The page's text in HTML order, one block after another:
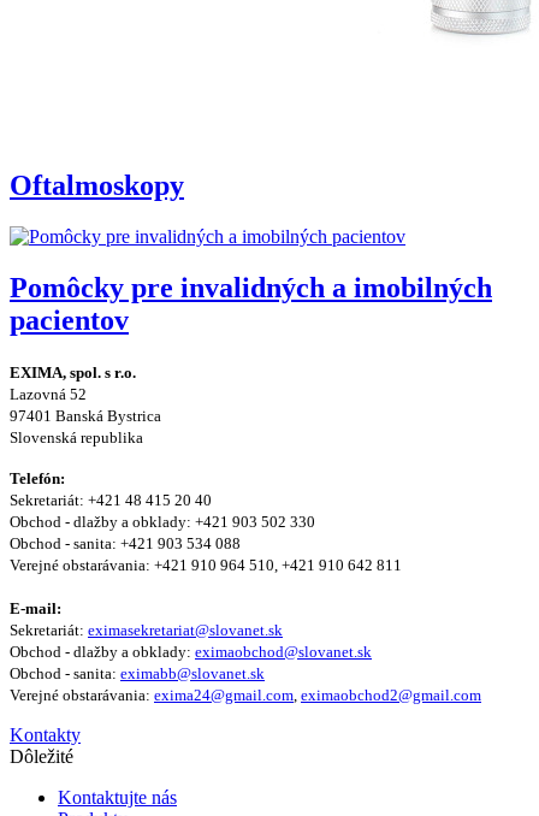
Oftalmoskopy
Pomôcky pre invalidných a imobilných
pacientov
EXIMA, spol. s r.o.
Lazovná 52
97401 Banská Bystrica
Slovenská republika
Telefón:
Sekretariát: +421 48 415 20 40
Obchod - dlažby a obklady: +421 903 502 330
Obchod - sanita: +421 903 534 088
Verejné obstarávania: +421 910 964 510, +421 910 642 811
E-mail:
Sekretariát: eximasekretariat@slovanet.sk
Obchod - dlažby a obklady: eximaobchod@slovanet.sk
Obchod - sanita: eximabb@slovanet.sk
Verejné obstarávania: exima24@gmail.com, eximaobchod2@gmail.com
Kontakty
Dôležité
Kontaktujte nás